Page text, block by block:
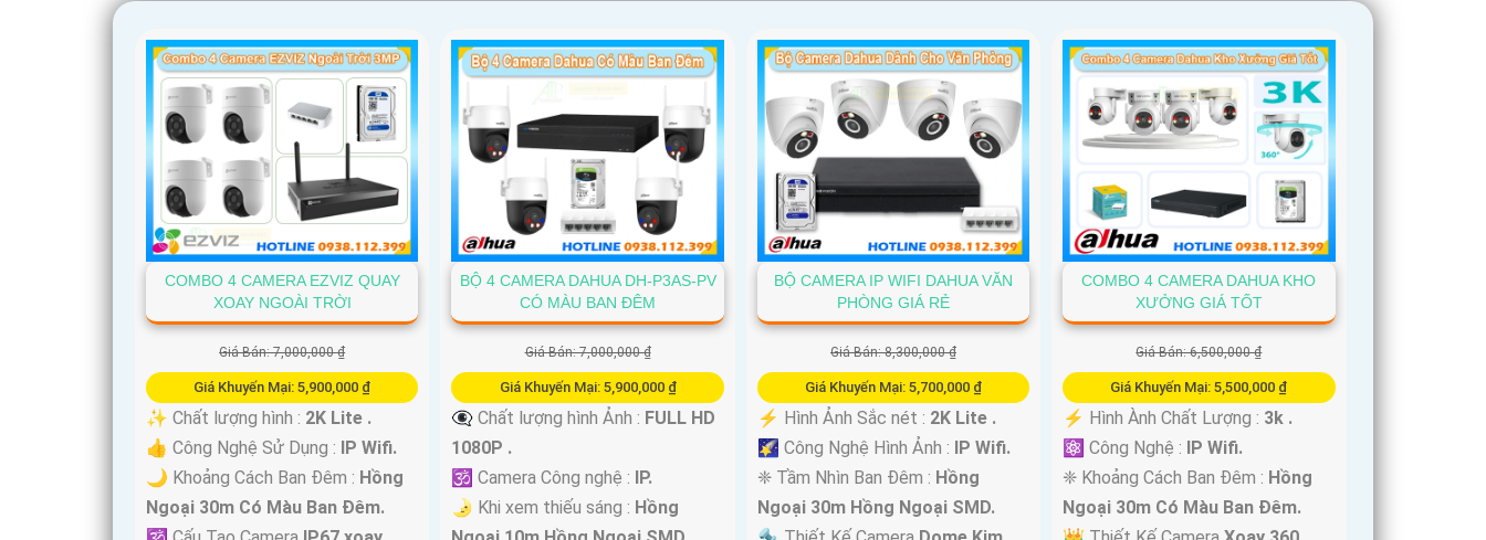
COMBO 4 CAMERA EZVIZ QUAY
XOAY NGOÀI TRỜI
Giá Bán: 7,000,000 ₫
Giá Khuyến Mại: 5,900,000 ₫
✨ Chất lượng hình : 2K Lite .
👍 Công Nghệ Sử Dụng : IP Wifi.
🌙 Khoảng Cách Ban Đêm : Hồng
Ngoại 30m Có Màu Ban Ðêm.
BỘ 4 CAMERA DAHUA DH-P3AS-PV
CÓ MÀU BAN ĐÊM
Giá Bán: 7,000,000 ₫
Giá Khuyến Mại: 5,900,000 ₫
👁️‍🗨 Chất lượng hình Ảnh : FULL HD
1080P .
🕉️ Camera Công nghệ : IP.
🌛 Khi xem thiếu sáng : Hồng
BỘ CAMERA IP WIFI DAHUA VĂN
PHÒNG GIÁ RẺ
Giá Bán: 8,300,000 ₫
Giá Khuyến Mại: 5,700,000 ₫
️⚡ Hình Ảnh Sắc nét : 2K Lite .
🌠 Công Nghệ Hình Ảnh : IP Wifi.
❈ Tầm Nhìn Ban Đêm : Hồng
Ngoại 30m Hồng Ngoại SMD.
COMBO 4 CAMERA DAHUA KHO
XƯỞNG GIÁ TỐT
Giá Bán: 6,500,000 ₫
Giá Khuyến Mại: 5,500,000 ₫
️⚡ Hình Ành Chất Lượng : 3k .
⚛️ Công Nghệ : IP Wifi.
❈ Khoảng Cách Ban Đêm : Hồng
Ngoại 30m Có Màu Ban Ðêm.